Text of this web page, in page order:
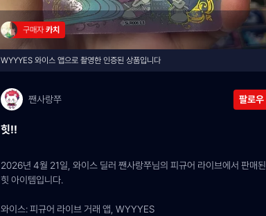
구매자 카치
WYYYES 와이스 앱으로 촬영한 인증된 상품입니다
짼사랑쭈 팔로우
힛!!
2026년 4월 21일, 와이스 딜러 짼사랑쭈님의 피규어 라이브에서 판매된
힛 아이템입니다.
와이스: 피규어 라이브 거래 앱, WYYYES